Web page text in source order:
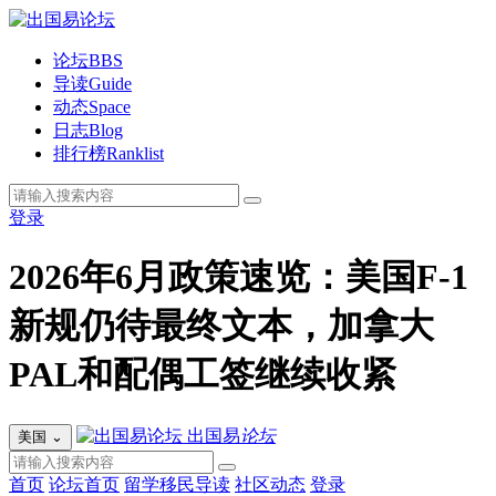
论坛BBS
导读Guide
动态Space
日志Blog
排行榜Ranklist
登录
2026年6月政策速览：美国F-1
新规仍待最终文本，加拿大
PAL和配偶工签继续收紧
美国 ⌄ 出国易论坛
首页 论坛首页 留学移民导读 社区动态 登录